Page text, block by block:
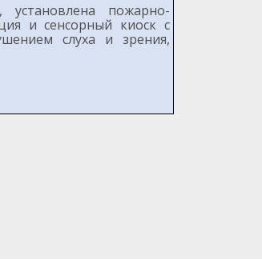
установлена пожарно-
и сенсорный киоск с
слуха и зрения,